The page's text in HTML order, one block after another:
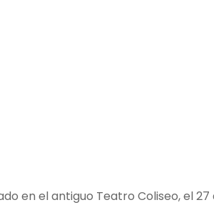
en el antiguo Teatro Coliseo, el 27